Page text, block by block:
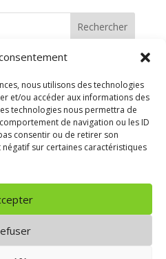
nous utilisons des technologies
et/ou accéder aux informations des
technologies nous permettra de
de navigation ou les ID
consentir ou de retirer son
sur certaines caractéristiques
Rechercher